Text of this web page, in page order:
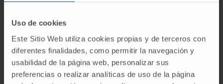
Uso de cookies
Este Sitio Web utiliza cookies propias y de terceros con
diferentes finalidades, como permitir la navegación y
usabilidad de la página web, personalizar sus
preferencias o realizar analíticas de uso de la página
1;130(4):1879-1895. doi: 10.1172/JCI129012.
VER PUBLICACIÓN EN PUBMED